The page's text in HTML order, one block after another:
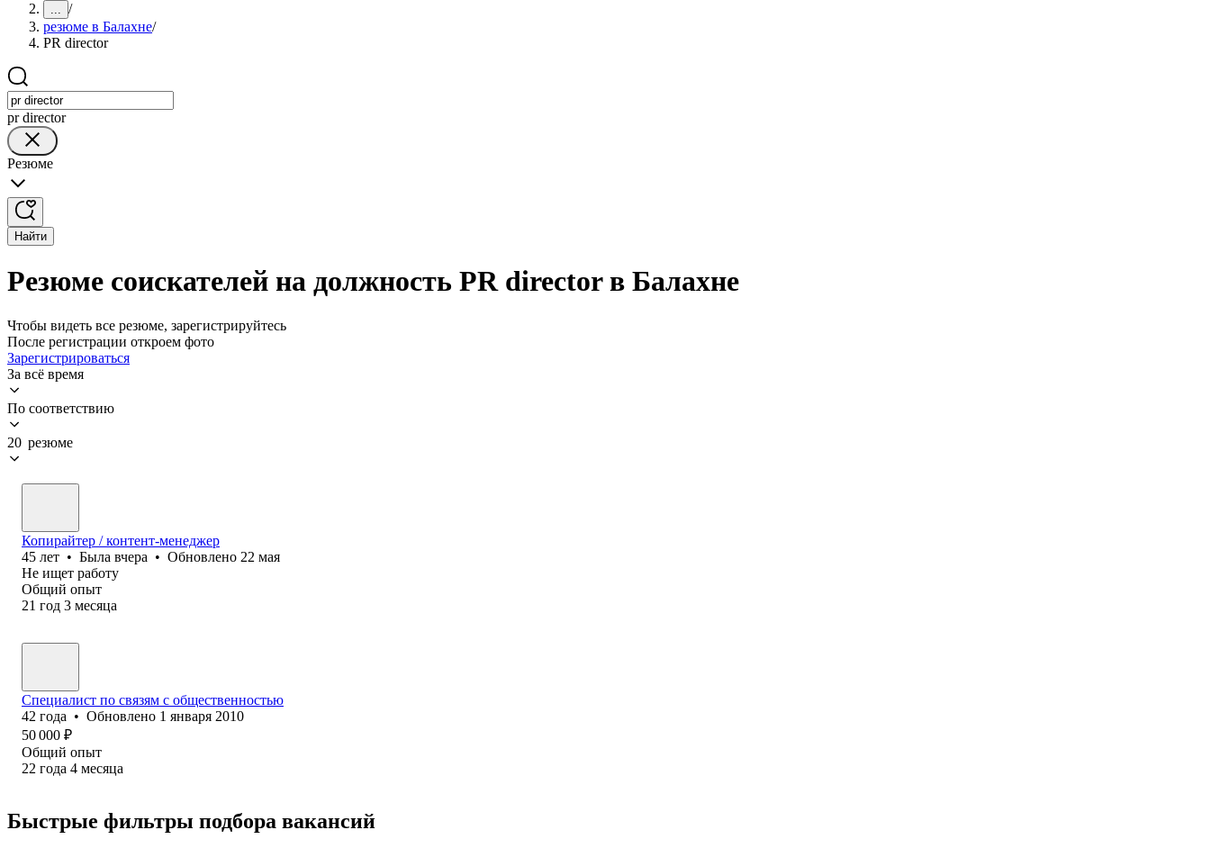
... /
резюме в Балахне/
PR director
pr director
Резюме
Найти
Резюме соискателей на должность PR director в Балахне
Чтобы видеть все резюме, зарегистрируйтесь
После регистрации откроем фото
Зарегистрироваться
За всё время
По соответствию
20 резюме
Копирайтер / контент-менеджер
45 лет • Была вчера • Обновлено 22 мая
Не ищет работу
Общий опыт
21 год 3 месяца
Специалист по связям с общественностью
42 года • Обновлено 1 января 2010
50 000 ₽
Общий опыт
22 года 4 месяца
Быстрые фильтры подбора вакансий